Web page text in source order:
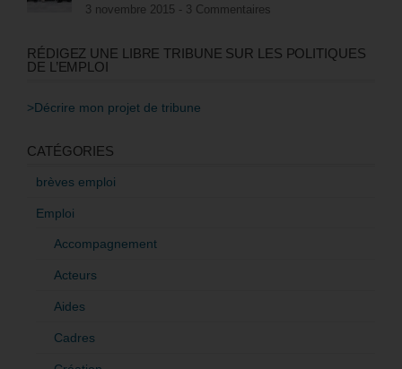
3 novembre 2015 - 3 Commentaires
RÉDIGEZ UNE LIBRE TRIBUNE SUR LES POLITIQUES
DE L’EMPLOI
>Décrire mon projet de tribune
CATÉGORIES
brèves emploi
Emploi
Accompagnement
Acteurs
Aides
Cadres